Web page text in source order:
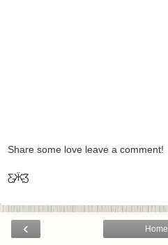
Share some love leave a comment!
Ƹ̵̡Ӝ̵̨̄Ʒ
‹ Home